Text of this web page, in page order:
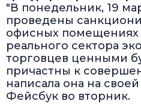
"В понедельник, 19
проведены
офисных помещениях
реального сектора
торговцев ценными
причастны к
написала она на
Фейсбук во вторник.